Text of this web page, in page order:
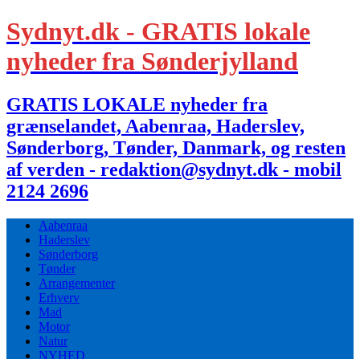
Sydnyt.dk - GRATIS lokale
nyheder fra Sønderjylland
GRATIS LOKALE nyheder fra
grænselandet, Aabenraa, Haderslev,
Sønderborg, Tønder, Danmark, og resten
af verden - redaktion@sydnyt.dk - mobil
2124 2696
Aabenraa
Haderslev
Sønderborg
Tønder
Arrangementer
Erhverv
Mad
Motor
Natur
NYHED